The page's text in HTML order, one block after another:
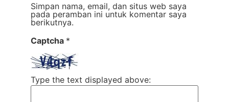
Simpan nama, email, dan situs web saya
pada peramban ini untuk komentar saya
berikutnya.
Captcha *
Type the text displayed above: